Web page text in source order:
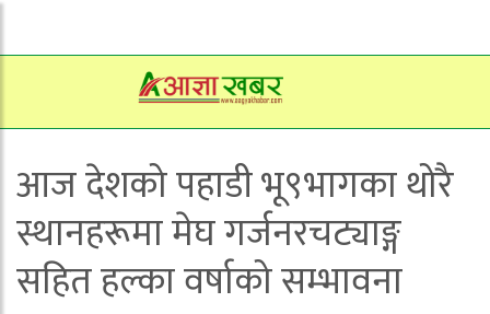
आज देशको पहाडी भू९भागका थोरै
स्थानहरूमा मेघ गर्जनरचट्याङ्ग
सहित हल्का वर्षाको सम्भावना